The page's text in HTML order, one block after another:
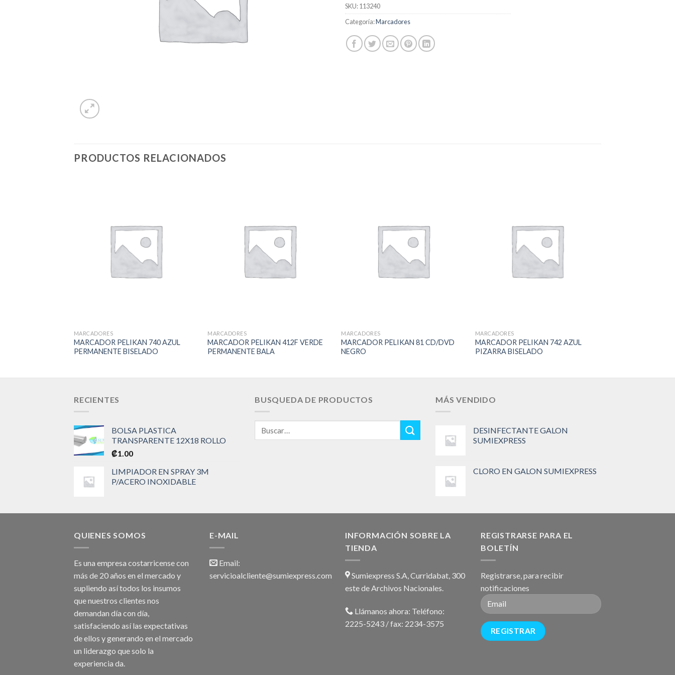
SKU:113240
Categoría:Marcadores
PRODUCTOS RELACIONADOS
MARCADORES
MARCADOR PELIKAN 740 AZUL
PERMANENTE BISELADO
MARCADORES
MARCADOR PELIKAN 412F VERDE
PERMANENTE BALA
MARCADORES
MARCADOR PELIKAN 81 CD/DVD
NEGRO
MARCADORES
MARCADOR PELIKAN 742 AZUL
PIZARRA BISELADO
RECIENTES
BOLSA PLASTICA
TRANSPARENTE 12X18 ROLLO
₡1.00
LIMPIADOR EN SPRAY 3M
P/ACERO INOXIDABLE
BUSQUEDA DE PRODUCTOS MÁS VENDIDO
DESINFECTANTE GALON
SUMIEXPRESS
CLORO EN GALON SUMIEXPRESS
QUIENES SOMOS
Es una empresa costarricense con
más de 20 años en el mercado y
supliendo así todos los insumos
que nuestros clientes nos
demandan día con día,
satisfaciendo así las expectativas
de ellos y generando en el mercado
un liderazgo que solo la
experiencia da.
E-MAIL
Email:
servicioalcliente@sumiexpress.com
INFORMACIÓN SOBRE LA
TIENDA
Sumiexpress S.A, Curridabat, 300
este de Archivos Nacionales.
Llámanos ahora: Teléfono:
2225-5243 / fax: 2234-3575
REGISTRARSE PARA EL
BOLETÍN
Registrarse, para recibir
notificaciones